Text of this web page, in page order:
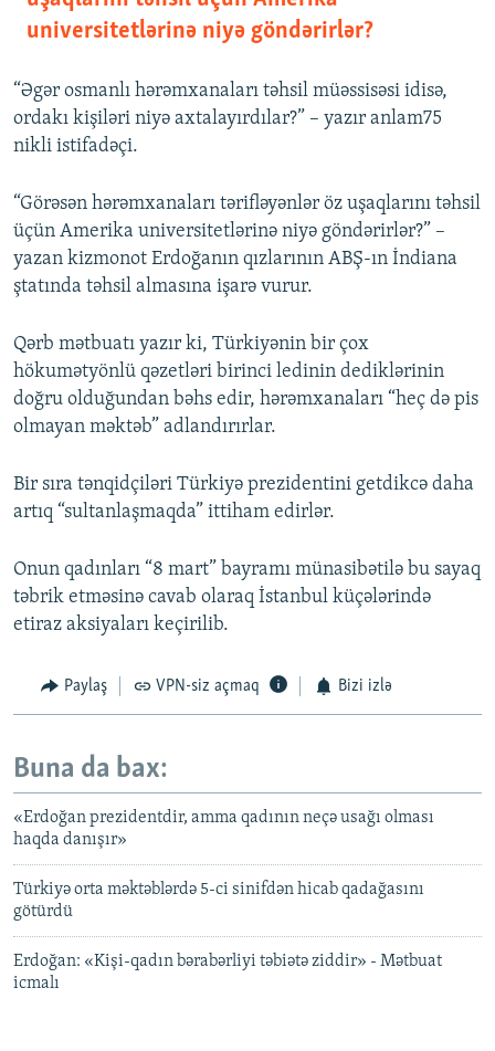
universitetlərinə niyə göndərirlər?
“Əgər osmanlı hərəmxanaları təhsil müəssisəsi idisə,
ordakı kişiləri niyə axtalayırdılar?” – yazır anlam75
nikli istifadəçi.
“Görəsən hərəmxanaları tərifləyənlər öz uşaqlarını təhsil
üçün Amerika universitetlərinə niyə göndərirlər?” –
yazan kizmonot Erdoğanın qızlarının ABŞ-ın İndiana
ştatında təhsil almasına işarə vurur.
Qərb mətbuatı yazır ki, Türkiyənin bir çox
hökumətyönlü qəzetləri birinci ledinin dediklərinin
doğru olduğundan bəhs edir, hərəmxanaları “heç də pis
olmayan məktəb” adlandırırlar.
Bir sıra tənqidçiləri Türkiyə prezidentini getdikcə daha
artıq “sultanlaşmaqda” ittiham edirlər.
Onun qadınları “8 mart” bayramı münasibətilə bu sayaq
təbrik etməsinə cavab olaraq İstanbul küçələrində
etiraz aksiyaları keçirilib.
Paylaş VPN-siz açmaq Bizi izlə
Buna da bax:
«Erdoğan prezidentdir, amma qadının neçə usağı olması
haqda danışır»
Türkiyə orta məktəblərdə 5-ci sinifdən hicab qadağasını
götürdü
Erdoğan: «Kişi-qadın bərabərliyi təbiətə ziddir» - Mətbuat
icmalı